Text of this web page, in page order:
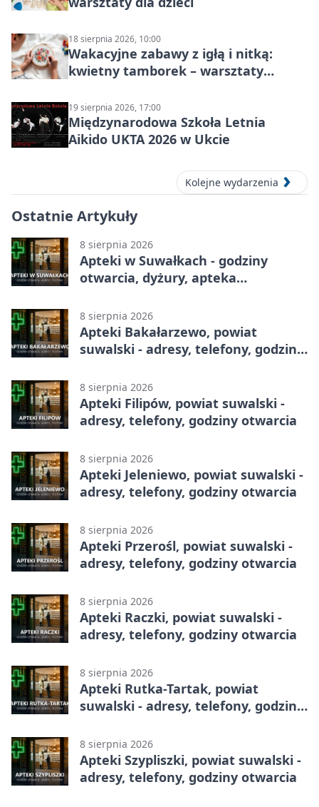
18 sierpnia 2026, 10:00
Wakacyjne zabawy z igłą i nitką:
kwietny tamborek – warsztaty
19 sierpnia 2026, 17:00
Międzynarodowa Szkoła Letnia
Aikido UKTA 2026 w Ukcie
Kolejne wydarzenia
Ostatnie Artykuły
8 sierpnia 2026
Apteki w Suwałkach - godziny
otwarcia, dyżury, apteka
8 sierpnia 2026
Apteki Bakałarzewo, powiat
suwalski - adresy, telefony, godziny
8 sierpnia 2026
Apteki Filipów, powiat suwalski -
adresy, telefony, godziny otwarcia
8 sierpnia 2026
Apteki Jeleniewo, powiat suwalski -
adresy, telefony, godziny otwarcia
8 sierpnia 2026
Apteki Przerośl, powiat suwalski -
adresy, telefony, godziny otwarcia
8 sierpnia 2026
Apteki Raczki, powiat suwalski -
adresy, telefony, godziny otwarcia
8 sierpnia 2026
Apteki Rutka-Tartak, powiat
suwalski - adresy, telefony, godziny
8 sierpnia 2026
Apteki Szypliszki, powiat suwalski -
adresy, telefony, godziny otwarcia